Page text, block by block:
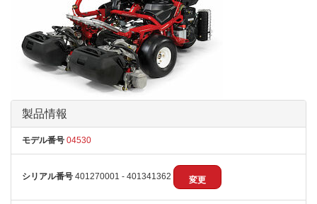
製品情報
モデル番号 04530
シリアル番号 401270001 - 401341362 変更